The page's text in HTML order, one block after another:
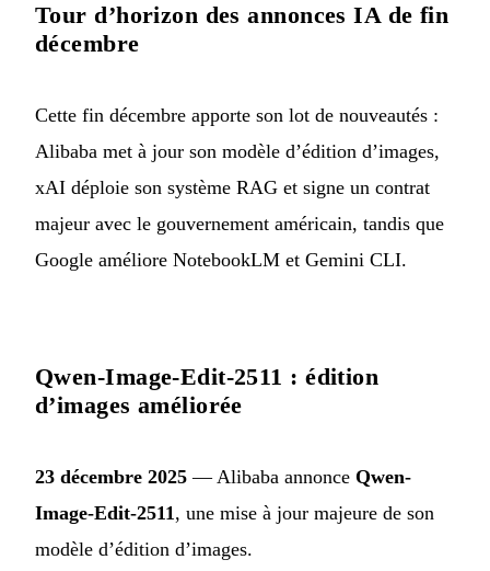
Tour d’horizon des annonces IA de fin
décembre
Cette fin décembre apporte son lot de nouveautés :
Alibaba met à jour son modèle d’édition d’images,
xAI déploie son système RAG et signe un contrat
majeur avec le gouvernement américain, tandis que
Google améliore NotebookLM et Gemini CLI.
Qwen-Image-Edit-2511 : édition
d’images améliorée
23 décembre 2025 — Alibaba annonce Qwen-
Image-Edit-2511, une mise à jour majeure de son
modèle d’édition d’images.